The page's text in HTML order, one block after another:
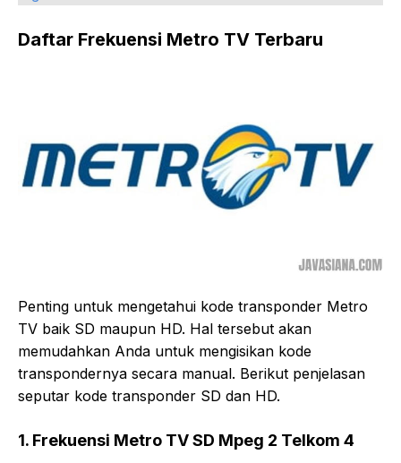
Daftar Frekuensi Metro TV Terbaru
Penting untuk mengetahui kode transponder Metro
TV baik SD maupun HD. Hal tersebut akan
memudahkan Anda untuk mengisikan kode
transpondernya secara manual. Berikut penjelasan
seputar kode transponder SD dan HD.
1. Frekuensi Metro TV SD Mpeg 2 Telkom 4